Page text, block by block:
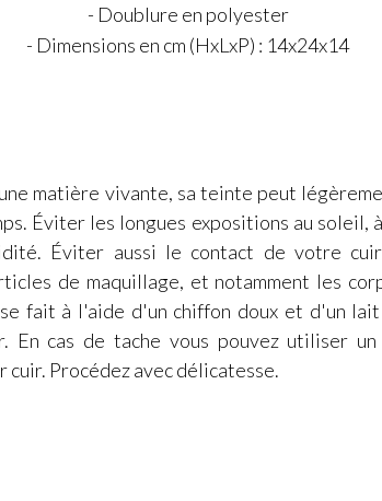
- Doublure en polyester
- Dimensions en cm (HxLxP) : 14x24x14
matière vivante, sa teinte peut
Éviter les longues expositions au soleil,
Éviter aussi le contact de votre
de maquillage, et notamment les
fait à l'aide d'un chiffon doux et d'un
En cas de tache vous pouvez utiliser un
cuir. Procédez avec délicatesse.